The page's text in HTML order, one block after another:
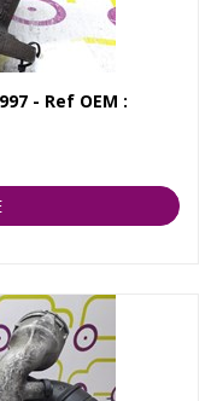
- Ref OEM :